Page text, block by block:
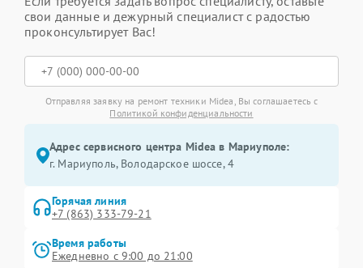
свои данные и дежурный специалист с радостью
проконсультирует Вас!
Отправляя заявку на ремонт техники Midea, Вы соглашаетесь с
Политикой конфиденциальности
Адрес сервисного центра Midea в Мариуполе:
г. Мариуполь, Володарское шоссе, 4
Горячая линия
+7 (863) 333-79-21
Время работы
Ежедневно с 9:00 до 21:00